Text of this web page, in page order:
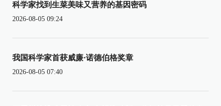
科学家找到生菜美味又营养的基因密码
2026-08-05 09:24
我国科学家首获威廉·诺德伯格奖章
2026-08-05 07:40